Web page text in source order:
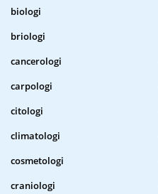
biologi
briologi
cancerologi
carpologi
citologi
climatologi
cosmetologi
craniologi